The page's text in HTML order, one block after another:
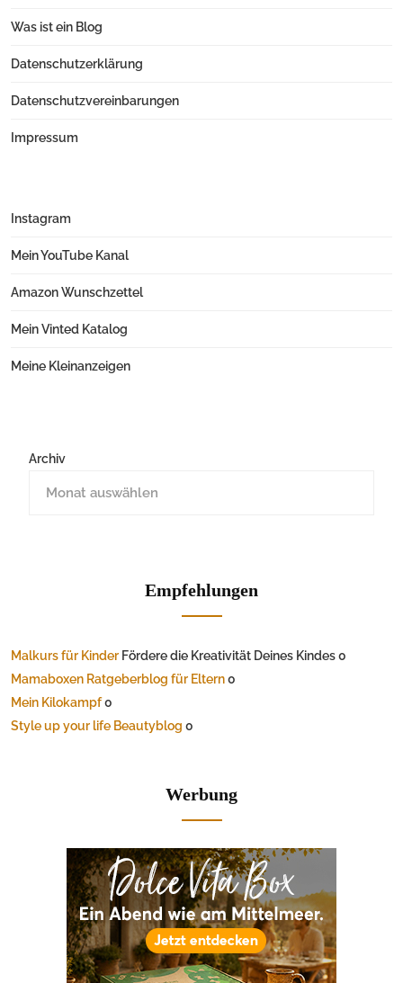
Was ist ein Blog
Datenschutzerklärung
Datenschutzvereinbarungen
Impressum
Instagram
Mein YouTube Kanal
Amazon Wunschzettel
Mein Vinted Katalog
Meine Kleinanzeigen
Archiv
Empfehlungen
Malkurs für Kinder Fördere die Kreativität Deines Kindes 0
Mamaboxen Ratgeberblog für Eltern0
Mein Kilokampf0
Style up your life Beautyblog 0
Werbung